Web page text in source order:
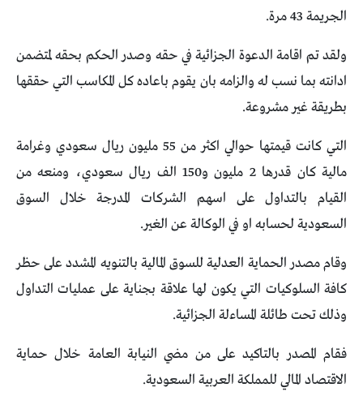
الجريمة 43 مرة.
ولقد تم اقامة الدعوة الجزائية في حقه وصدر الحكم بحقه لمتضمن
ادانته بما نسب له والزامه بان يقوم باعاده كل المكاسب التي حققها
بطريقة غير مشروعة.
التي كانت قيمتها حوالي اكثر من 55 مليون ريال سعودي وغرامة
مالية كان قدرها 2 مليون و150 الف ريال سعودي، ومنعه من
القيام بالتداول على اسهم الشركات المدرجة خلال السوق
السعودية لحسابه او في الوكالة عن الغير.
وقام مصدر الحماية العدلية للسوق المالية بالتنويه المشدد على حظر
كافة السلوكيات التي يكون لها علاقة بجناية على عمليات التداول
وذلك تحت طائلة المساءلة الجزائية.
فقام المصدر بالتاكيد على من مضي النيابة العامة خلال حماية
الاقتصاد المالي للمملكة العربية السعودية.